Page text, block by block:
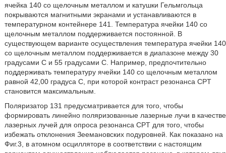
ячейка 140 со щелочным металлом и катушки Гельмгольца
покрываются магнитными экранами и устанавливаются в
температурном контейнере 141. Температура ячейки 140 со
щелочным металлом поддерживается постоянной. В
существующем варианте осуществления температура ячейки 140
со щелочным металлом поддерживается в диапазоне между 30
градусами С и 55 градусами С. Например, предпочтительно
поддерживать температуру ячейки 140 со щелочным металлом
равной 42,00 градуса C, при которой контраст резонанса CPT
становится максимальным.
Поляризатор 131 предусматривается для того, чтобы
формировать линейно поляризованные лазерные лучи в качестве
лазерных лучей для опроса резонанса CPT для того, чтобы
избежать отклонения Зеемановских подуровней. Как показано на
Фиг.3, в атомном осцилляторе в соответствии с настоящим